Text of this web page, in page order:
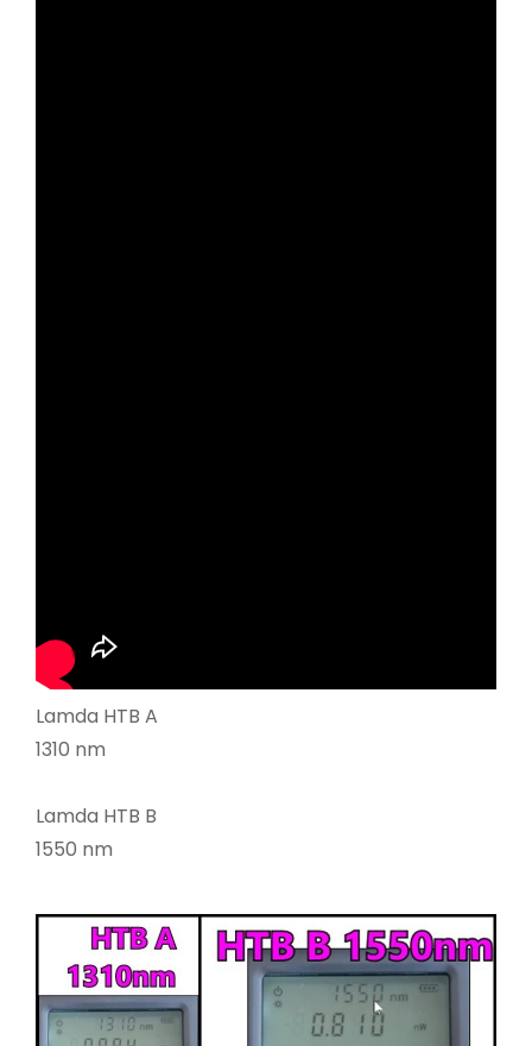
Lamda HTB A
1310 nm
Lamda HTB B
1550 nm